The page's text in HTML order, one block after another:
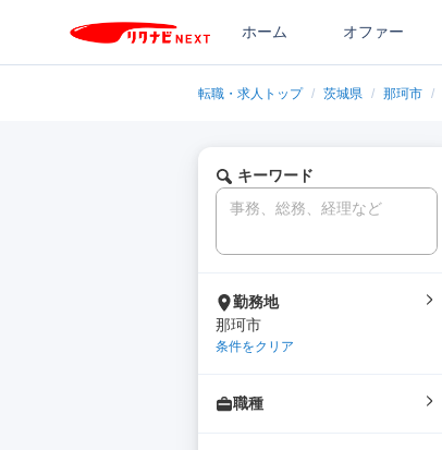
ホーム オファー
転職・求人トップ / 茨城県 / 那珂市 /
キーワード
勤務地
那珂市
条件をクリア
職種